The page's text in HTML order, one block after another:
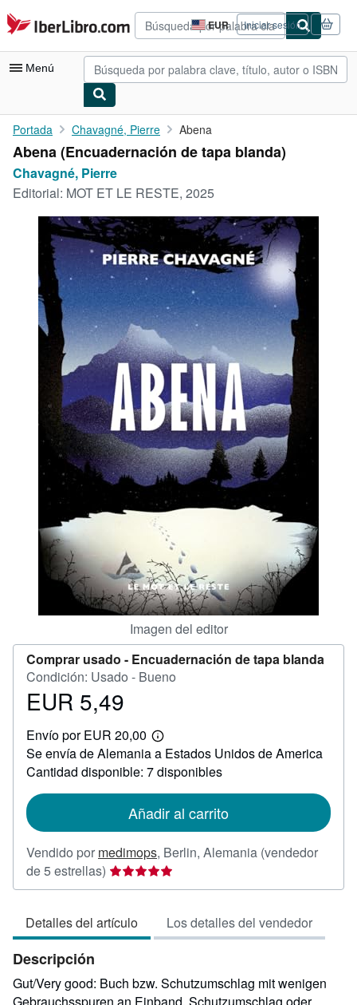
Pasar al contenido principal
IberLibro.com EUR
Preferencias
de
compra
del
Iniciar sesión
Menú
Mi cuenta
Consultar mis pedidos
Búsqueda avanzada
Libros antiguos
Arte y coleccionismo
Vendedores
Comenzar a vender
CERRAR
Portada Chavagné, Pierre Abena
Abena (Encuadernación de tapa blanda)
Chavagné, Pierre
Editorial: MOT ET LE RESTE, 2025
Imagen del editor
Comprar usado - Encuadernación de tapa blanda
Condición: Usado - Bueno
Precio
5,49
EUR 5,49
Envío por EUR 20,00
Más
información
sobre
las
envío
Se envía de Alemania a Estados Unidos de America
Cantidad disponible: 7 disponibles
Añadir al carrito
Vendido por medimops, Berlin, Alemania (vendedor
de 5 estrellas) Calificación
del
5
de
estrellas
Detalles del artículo Los detalles del vendedor
Descripción
Gut/Very good: Buch bzw. Schutzumschlag mit wenigen